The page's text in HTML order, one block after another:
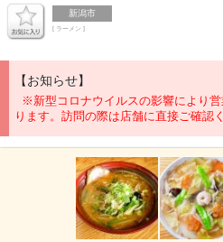
新潟市
[ ラーメン ]
【お知らせ】
※新型コロナウイルスの影響により
ります。訪問の際は店舗に直接ご確認